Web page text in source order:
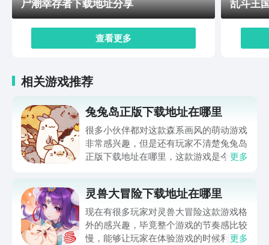
尸潮幸存者下载地址分享
查看更多
乱斗王
相关游戏推荐
兔兔岛正版下载地址在哪里
很多小伙伴都对这款森系画风的萌动游戏
非常感兴趣，但是还有玩家不清楚兔兔岛
正版下载地址在哪里，这款游戏是今年航
解锁建造一些建筑，来美化自己的花园，
下面就来跟小编一起了解一下吧！
更多
灵兽大冒险下载地址在哪里
现在有很多玩家对灵兽大冒险这款游戏格
外的感兴趣，毕竟整个游戏的节奏感比较
慢，能够让玩家在体验游戏的时候利用碎
更多